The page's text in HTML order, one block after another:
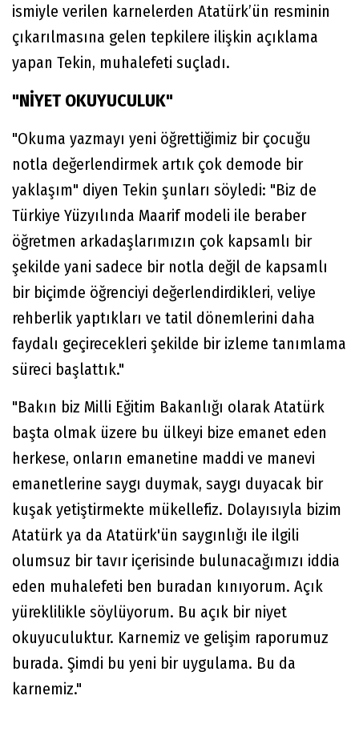
ismiyle verilen karnelerden Atatürk’ün resminin
çıkarılmasına gelen tepkilere ilişkin açıklama
yapan Tekin, muhalefeti suçladı.
"NİYET OKUYUCULUK"
"Okuma yazmayı yeni öğrettiğimiz bir çocuğu
notla değerlendirmek artık çok demode bir
yaklaşım" diyen Tekin şunları söyledi: "Biz de
Türkiye Yüzyılında Maarif modeli ile beraber
öğretmen arkadaşlarımızın çok kapsamlı bir
şekilde yani sadece bir notla değil de kapsamlı
bir biçimde öğrenciyi değerlendirdikleri, veliye
rehberlik yaptıkları ve tatil dönemlerini daha
faydalı geçirecekleri şekilde bir izleme tanımlama
süreci başlattık."
"Bakın biz Milli Eğitim Bakanlığı olarak Atatürk
başta olmak üzere bu ülkeyi bize emanet eden
herkese, onların emanetine maddi ve manevi
emanetlerine saygı duymak, saygı duyacak bir
kuşak yetiştirmekte mükellefiz. Dolayısıyla bizim
Atatürk ya da Atatürk'ün saygınlığı ile ilgili
olumsuz bir tavır içerisinde bulunacağımızı iddia
eden muhalefeti ben buradan kınıyorum. Açık
yüreklilikle söylüyorum. Bu açık bir niyet
okuyuculuktur. Karnemiz ve gelişim raporumuz
burada. Şimdi bu yeni bir uygulama. Bu da
karnemiz."